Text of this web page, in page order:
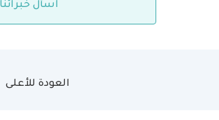
اسأل خبرائنا
العودة للأعلى